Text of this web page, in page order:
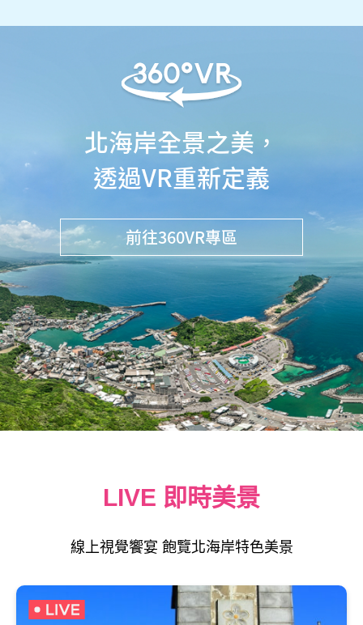
北海岸全景之美，
透過VR重新定義
前往360VR專區
LIVE 即時美景
線上視覺饗宴 飽覽北海岸特色美景